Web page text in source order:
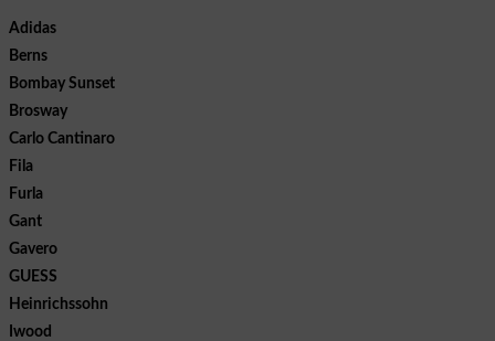
Adidas
Berns
Bombay Sunset
Brosway
Carlo Cantinaro
Fila
Furla
Gant
Gavero
GUESS
Heinrichssohn
Iwood